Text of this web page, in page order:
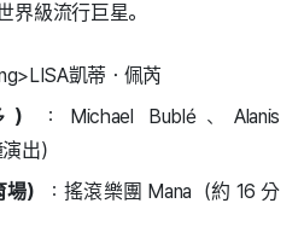
界級流行巨星。
凱蒂・佩芮
：Michael Bublé、Alanis
出）
）
：搖滾樂團 Mana（約 16 分